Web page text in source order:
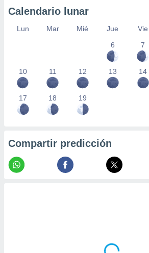
Calendario lunar
Lun Mar Mié Jue Vie
6
7
10 11 12 13 14
17 18 19
Compartir predicción